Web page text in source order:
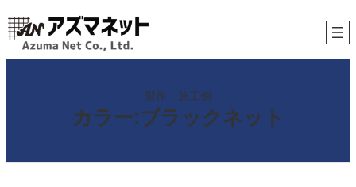
内
容
製作・施工例
カラー:ブラックネット